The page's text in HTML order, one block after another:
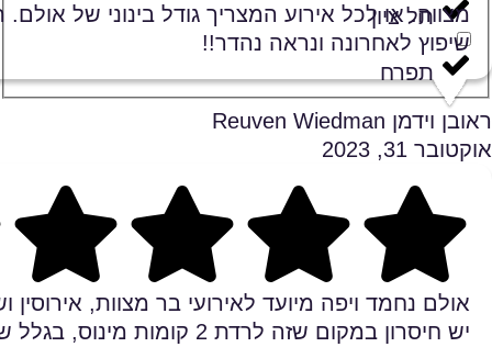
תל ציון
תפרח
מצווה. או לכל אירוע המצריך גודל בינוני של
שיפוץ לאחרונה ונראה נהדר!!
ראובן וידמן Reuven Wiedman
אוקטובר 31, 2023
Rating 4.3 out of 5
אולם נחמד ויפה מיועד לאירועי בר מצוות, אירוסין
יש חיסרון במקום שזה לרדת 2 קומות